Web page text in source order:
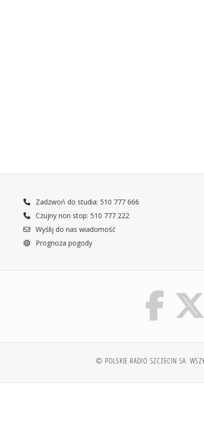
Zadzwoń do studia: 510 777 666
Czujny non stop: 510 777 222
Wyślij do nas wiadomość
Prognoza pogody
© POLSKIE RADIO SZCZECIN SA.